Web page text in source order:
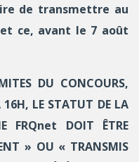
de transmettre au
ce, avant le 7 août
DU CONCOURS,
16H, LE STATUT DE LA
FRQnet DOIT ÊTRE
» OU « TRANSMIS